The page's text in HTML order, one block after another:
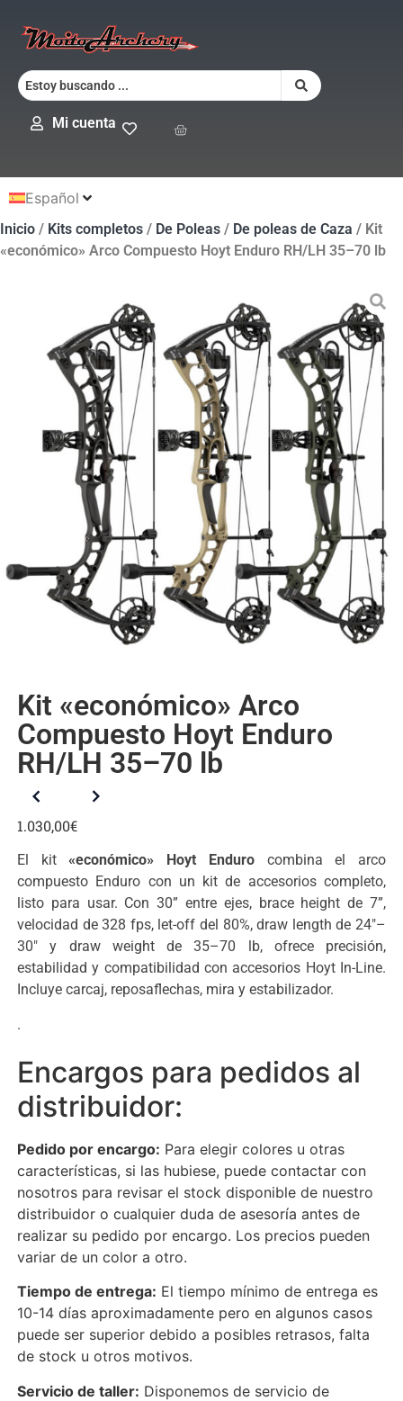
Mi cuenta
Español
Inicio / Kits completos / De Poleas / De poleas de Caza / Kit
«económico» Arco Compuesto Hoyt Enduro RH/LH 35–70 lb
Kit «económico» Arco
Compuesto Hoyt Enduro
RH/LH 35–70 lb
1.030,00€
El kit«económico» Hoyt Endurocombina el arco
compuesto Enduro con un kit de accesorios completo,
listo para usar. Con 30” entre ejes, brace height de 7”,
velocidad de 328 fps, let-off del 80%, draw length de 24″–
30″ y draw weight de 35–70 lb, ofrece precisión,
estabilidad y compatibilidad con accesorios Hoyt In-Line.
Incluye carcaj, reposaflechas, mira y estabilizador.
.
Encargos para pedidos al
distribuidor:
Pedido por encargo: Para elegir colores u otras
características, si las hubiese, puede contactar con
nosotros para revisar el stock disponible de nuestro
distribuidor o cualquier duda de asesoría antes de
realizar su pedido por encargo. Los precios pueden
variar de un color a otro.
Tiempo de entrega: El tiempo mínimo de entrega es
10-14 días aproximadamente pero en algunos casos
puede ser superior debido a posibles retrasos, falta
de stock u otros motivos.
Servicio de taller: Disponemos de servicio de